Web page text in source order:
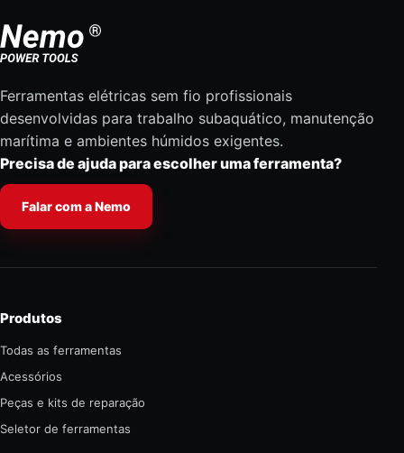
Ferramentas elétricas sem fio profissionais
desenvolvidas para trabalho subaquático, manutenção
marítima e ambientes húmidos exigentes.
Precisa de ajuda para escolher uma ferramenta?
Falar com a Nemo
Produtos
Todas as ferramentas
Acessórios
Peças e kits de reparação
Seletor de ferramentas